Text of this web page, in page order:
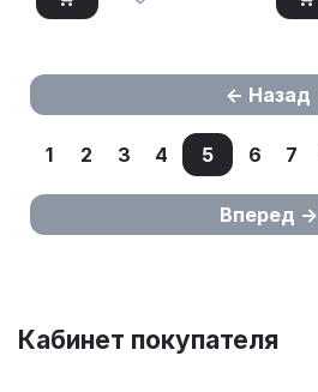
Назад
1 2 3 4 5 6 7
Вперед
Кабинет покупателя